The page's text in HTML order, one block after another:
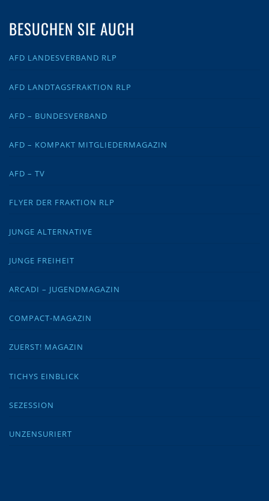
BESUCHEN SIE AUCH
AFD LANDESVERBAND RLP
AFD LANDTAGSFRAKTION RLP
AFD – BUNDESVERBAND
AFD – KOMPAKT MITGLIEDERMAGAZIN
AFD – TV
FLYER DER FRAKTION RLP
JUNGE ALTERNATIVE
JUNGE FREIHEIT
ARCADI – JUGENDMAGAZIN
COMPACT-MAGAZIN
ZUERST! MAGAZIN
TICHYS EINBLICK
SEZESSION
UNZENSURIERT